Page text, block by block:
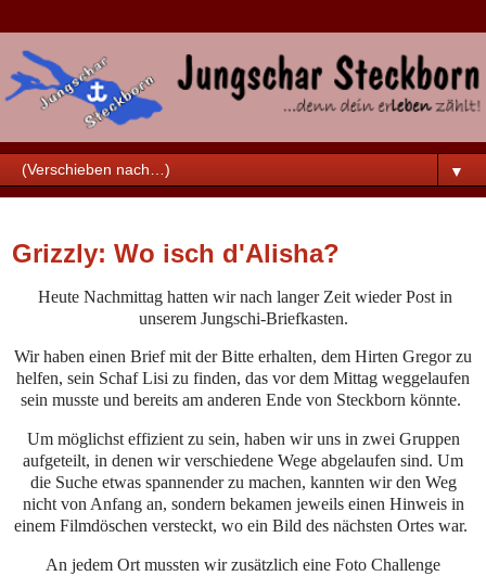
▼
Grizzly: Wo isch d'Alisha?
Heute Nachmittag hatten wir nach langer Zeit wieder Post in
unserem Jungschi-Briefkasten.
Wir haben einen Brief mit der Bitte erhalten, dem Hirten Gregor zu
helfen, sein Schaf Lisi zu finden, das vor dem Mittag weggelaufen
sein musste und bereits am anderen Ende von Steckborn könnte.
Um möglichst effizient zu sein, haben wir uns in zwei Gruppen
aufgeteilt, in denen wir verschiedene Wege abgelaufen sind. Um
die Suche etwas spannender zu machen, kannten wir den Weg
nicht von Anfang an, sondern bekamen jeweils einen Hinweis in
einem Filmdöschen versteckt, wo ein Bild des nächsten Ortes war.
An jedem Ort mussten wir zusätzlich eine Foto Challenge